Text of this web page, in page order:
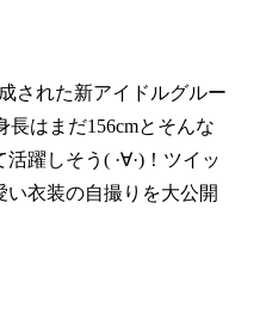
された新アイドルグルー
はまだ156cmとそんな
躍しそう( ·∀·)！ツイッ
衣装の自撮りを大公開